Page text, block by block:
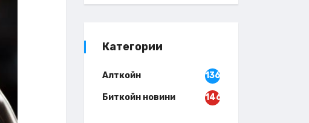
Категории
Алткойн 136
Биткойн новини 146